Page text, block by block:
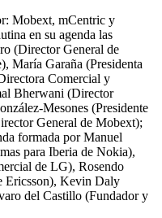
Mobext, mCentric y
en su agenda las
(Director General de
María Garaña (Presidenta
Comercial y
Bherwani (Director
Mesones (Presidente
General de Mobext);
formada por Manuel
para Iberia de Nokia),
de LG), Rosendo
Ericsson), Kevin Daly
del Castillo (Fundador y